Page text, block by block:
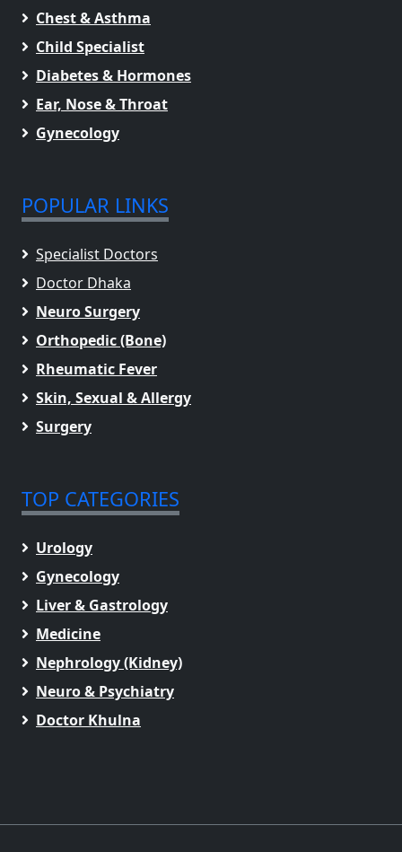
Chest & Asthma
Child Specialist
Diabetes & Hormones
Ear, Nose & Throat
Gynecology
POPULAR LINKS
Specialist Doctors
Doctor Dhaka
Neuro Surgery
Orthopedic (Bone)
Rheumatic Fever
Skin, Sexual & Allergy
Surgery
TOP CATEGORIES
Urology
Gynecology
Liver & Gastrology
Medicine
Nephrology (Kidney)
Neuro & Psychiatry
Doctor Khulna